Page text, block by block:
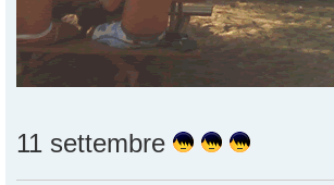
11 settembre